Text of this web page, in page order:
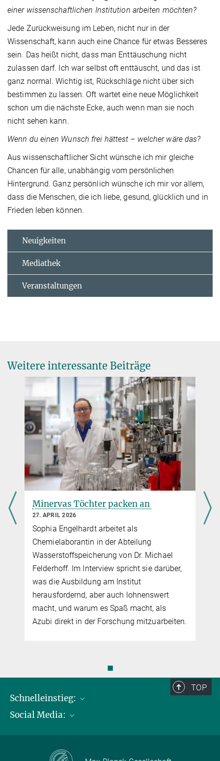
einer wissenschaftlichen Institution arbeiten möchten?
Jede Zurückweisung im Leben, nicht nur in der
Wissenschaft, kann auch eine Chance für etwas Besseres
sein. Das heißt nicht, dass man Enttäuschung nicht
zulassen darf. Ich war selbst oft enttäuscht, und das ist
ganz normal. Wichtig ist, Rückschläge nicht über sich
bestimmen zu lassen. Oft wartet eine neue Möglichkeit
schon um die nächste Ecke, auch wenn man sie noch
nicht sehen kann.
Wenn du einen Wunsch frei hättest – welcher wäre das?
Aus wissenschaftlicher Sicht wünsche ich mir gleiche
Chancen für alle, unabhängig vom persönlichen
Hintergrund. Ganz persönlich wünsche ich mir vor allem,
dass die Menschen, die ich liebe, gesund, glücklich und in
Frieden leben können.
Neuigkeiten
Mediathek
Veranstaltungen
Weitere interessante Beiträge
Minervas Töchter packen an
27. APRIL 2026
Sophia Engelhardt arbeitet als
Chemielaborantin in der Abteilung
Wasserstoffspeicherung von Dr. Michael
Felderhoff. Im Interview spricht sie darüber,
was die Ausbildung am Institut
herausfordernd, aber auch lohnenswert
macht, und warum es Spaß macht, als
Azubi direkt in der Forschung mitzuarbeiten.
◼
TOP
Schnelleinstieg:
Publikationen
Kontakt und Anfahrtsbeschreibung
Social Media: